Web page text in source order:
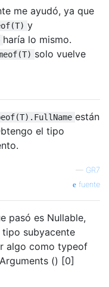
me ayudó, ya que
y
haría lo mismo.
solo vuelve
están
el tipo
— GR7
fuente
pasó es Nullable,
subyacente
algo como typeof
() [0]